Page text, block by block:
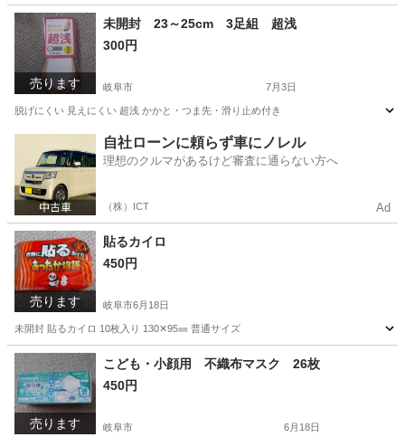
岐阜 岐阜市 キッズ用品
売ります
未開封 23～25cm 3足組 超浅
300円
岐阜市 7月3日
脱げにくい 見えにくい 超浅 かかと・つま先・滑り止め付き
その他
自社ローンに頼らず車にノレル
理想のクルマがあるけど審査に通らない方へ
（株）ICT Ad
売ります
貼るカイロ
450円
岐阜市6月18日
未開封 貼るカイロ 10枚入り 130✕95㎜ 普通サイズ
岐阜 岐阜市 その他
売ります
こども・小顔用 不織布マスク 26枚
450円
岐阜市 6月18日